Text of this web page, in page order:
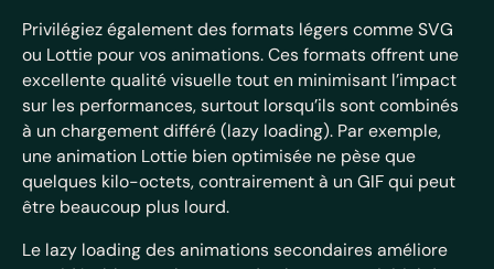
Privilégiez également des formats légers comme SVG
ou Lottie pour vos animations. Ces formats offrent une
excellente qualité visuelle tout en minimisant l’impact
sur les performances, surtout lorsqu’ils sont combinés
à un chargement différé (lazy loading). Par exemple,
une animation Lottie bien optimisée ne pèse que
quelques kilo-octets, contrairement à un GIF qui peut
être beaucoup plus lourd.
Le lazy loading des animations secondaires améliore